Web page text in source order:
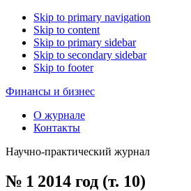
Skip to primary navigation
Skip to content
Skip to primary sidebar
Skip to secondary sidebar
Skip to footer
Финансы и бизнес
О журнале
Контакты
Научно-практический журнал
№ 1 2014 год (т. 10)